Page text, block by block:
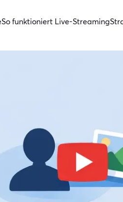
So funktioniert Live-Streaming